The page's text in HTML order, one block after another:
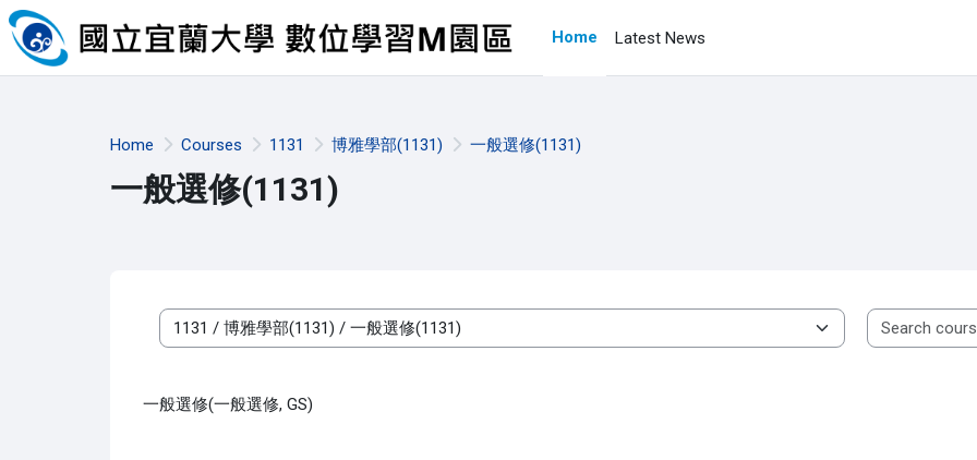
Skip to main content
Home
Latest News
Home Courses 1131 博雅學部(1131) 一般選修(1131)
一般選修(1131)
Course categories
一般選修(一般選修, GS)